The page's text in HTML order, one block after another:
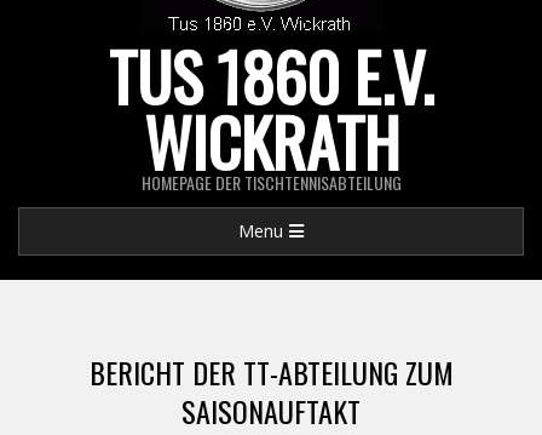
TUS 1860 E.V.
WICKRATH
HOMEPAGE DER TISCHTENNISABTEILUNG
Navigation
Menu
BERICHT DER TT-ABTEILUNG ZUM
SAISONAUFTAKT